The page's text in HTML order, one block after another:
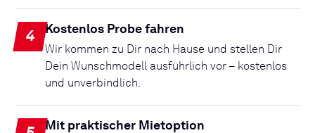
4 Kostenlos Probe fahren
Wir kommen zu Dir nach Hause und stellen Dir
Dein Wunschmodell ausführlich vor – kostenlos
und unverbindlich.
Mit praktischer Mietoption